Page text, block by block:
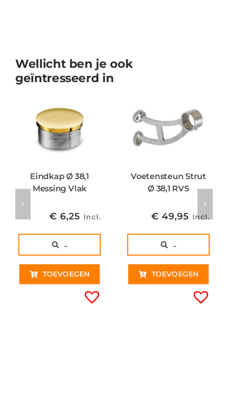
Wellicht ben je ook
geïntresseerd in
Eindkap Ø 38,1
Messing Vlak
€ 6,25 Incl.
..
TOEVOEGEN
Voetensteun Strut
Ø 38,1 RVS
€ 49,95 Incl.
..
TOEVOEGEN